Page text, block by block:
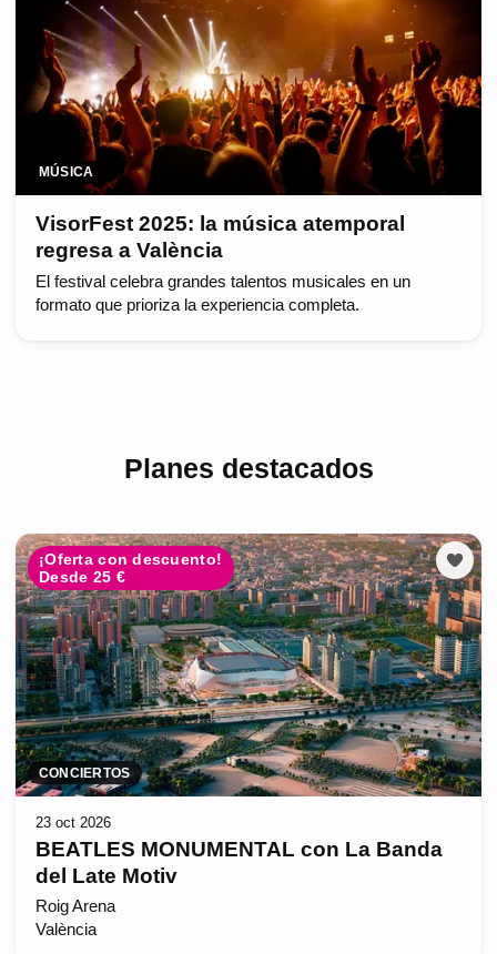
MÚSICA
VisorFest 2025: la música atemporal
regresa a València
El festival celebra grandes talentos musicales en un
formato que prioriza la experiencia completa.
Planes destacados
¡Oferta con descuento!
Desde 25 €
CONCIERTOS
23 oct 2026
BEATLES MONUMENTAL con La Banda
del Late Motiv
Roig Arena
València